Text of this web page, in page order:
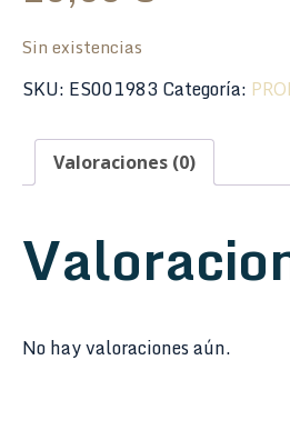
Sin existencias
SKU: ES001983Categoría:
Valoraciones (0)
No hay valoraciones aún.